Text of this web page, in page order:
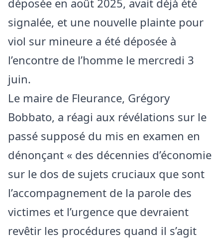
déposée en août 2025, avait déjà été
signalée, et une nouvelle plainte pour
viol sur mineure a été déposée à
l’encontre de l’homme le mercredi 3
juin.
Le maire de Fleurance, Grégory
Bobbato, a réagi aux révélations sur le
passé supposé du mis en examen en
dénonçant « des décennies d’économie
sur le dos de sujets cruciaux que sont
l’accompagnement de la parole des
victimes et l’urgence que devraient
revêtir les procédures quand il s’agit